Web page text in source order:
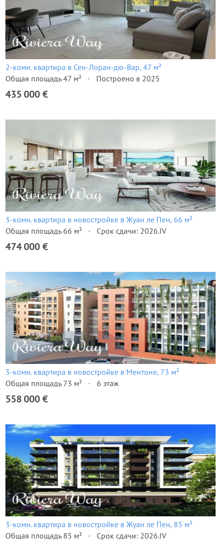
2-комн. квартира в Сен-Лоран-дю-Вар, 47 м²
Общая площадь 47 м²
Построено в 2025
435 000 €
3-комн. квартира в новостройке в Жуан ле Пен, 66 м²
Общая площадь 66 м²
Срок сдачи: 2026.IV
474 000 €
3-комн. квартира в новостройке в Ментоне, 73 м²
Общая площадь 73 м²
6 этаж
558 000 €
3-комн. квартира в новостройке в Жуан ле Пен, 85 м²
Общая площадь 85 м²
Срок сдачи: 2026.IV